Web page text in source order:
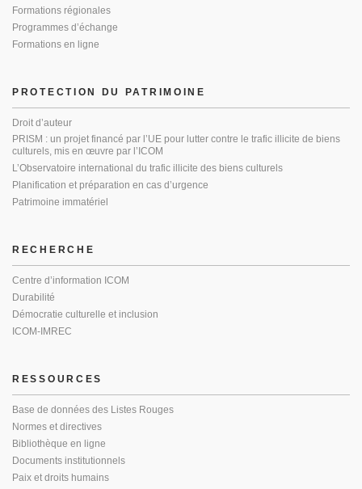
PROTECTION DU PATRIMOINE
Droit d’auteur
PRISM : un projet financé par l’UE pour lutter contre le trafic illicite de biens
culturels, mis en œuvre par l’ICOM
L’Observatoire international du trafic illicite des biens culturels
Planification et préparation en cas d’urgence
Patrimoine immatériel
Formations régionales
Programmes d’échange
Formations en ligne
RECHERCHE
Centre d’information ICOM
Durabilité
Démocratie culturelle et inclusion
ICOM-IMREC
RESSOURCES
Base de données des Listes Rouges
Normes et directives
Bibliothèque en ligne
Documents institutionnels
Paix et droits humains